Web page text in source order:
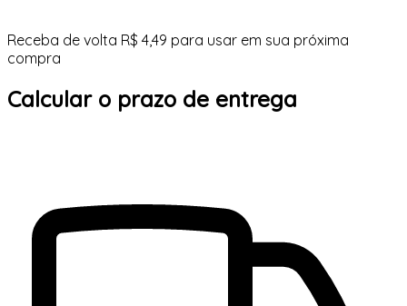
Receba de volta R$ 4,49 para usar em sua próxima
compra
Calcular o prazo de entrega